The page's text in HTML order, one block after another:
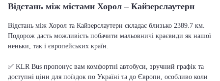
Відстань між містами Хорол – Кайзерслаутерн
Відстань між Хорол та Кайзерслаутерн складає близько 2389.7 км.
Подорож дасть можливість побачити мальовничі краєвиди як нашої
неньки, так і європейських країн.
✅ KLR Bus пропонує вам комфортні автобуси, зручний графік та
доступні ціни для поїздок по Україні та до Європи, особливо коли